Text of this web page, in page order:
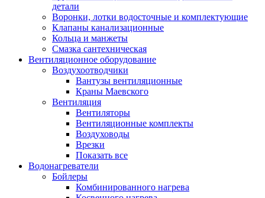
детали
Воронки, лотки водосточные и комплектующие
Клапаны канализационные
Кольца и манжеты
Смазка сантехническая
Вентиляционное оборудование
Воздухоотводчики
Вантузы вентиляционные
Краны Маевского
Вентиляция
Вентиляторы
Вентиляционные комплекты
Воздуховоды
Врезки
Показать все
Водонагреватели
Бойлеры
Комбинированного нагрева